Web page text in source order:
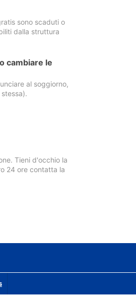
sono scaduti o
dalla struttura
cambiare le
al soggiorno,
Tieni d'occhio la
24 ore contatta la